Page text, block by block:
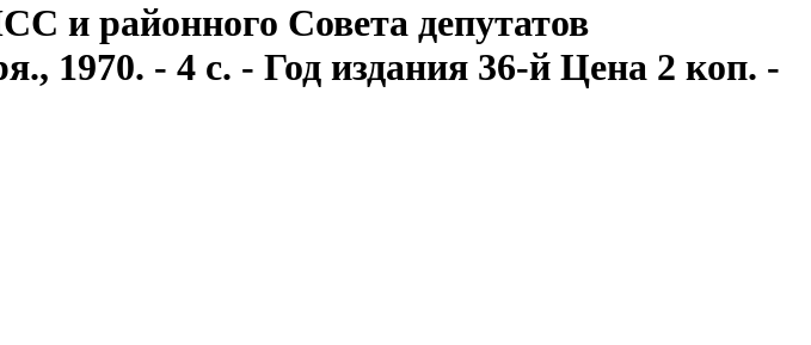
и районного Совета депутатов
1970. - 4 с. - Год издания 36-й Цена 2 коп. -